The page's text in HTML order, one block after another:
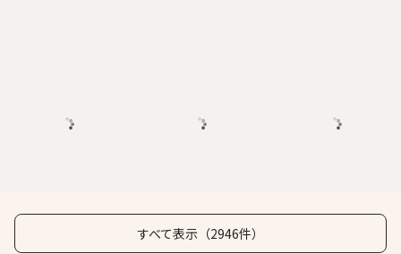
すべて表示（2946件）